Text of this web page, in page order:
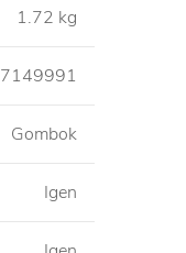
1.72 kg
Gombok
Igen